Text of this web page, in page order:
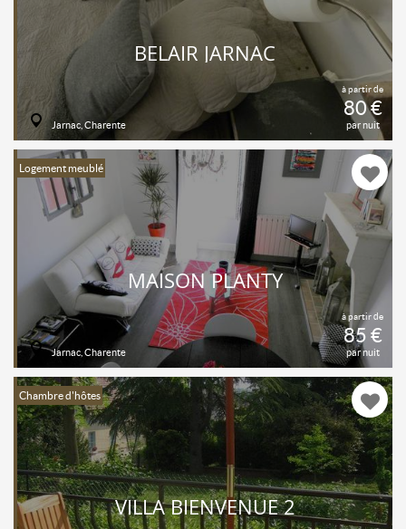
à partir de
80 €
par nuit
BELAIR JARNAC
Jarnac, Charente
Logement meublé
à partir de
85 €
par nuit
MAISON PLANTY
Jarnac, Charente
Chambre d'hôtes
VILLA BIENVENUE 2